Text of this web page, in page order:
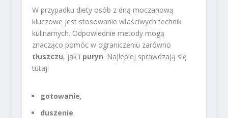
W przypadku diety osób z dną moczanową
kluczowe jest stosowanie właściwych technik
kulinarnych. Odpowiednie metody mogą
znacząco pomóc w ograniczeniu zarówno
tłuszczu, jak i puryn. Najlepiej sprawdzają się
tutaj:
gotowanie,
duszenie,